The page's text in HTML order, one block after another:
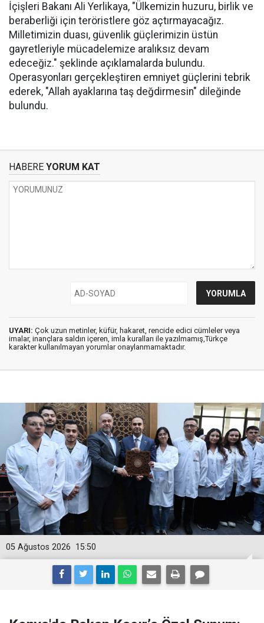
İçişleri Bakanı Ali Yerlikaya, "Ülkemizin huzuru, birlik ve
beraberliği için teröristlere göz açtırmayacağız.
Milletimizin duası, güvenlik güçlerimizin üstün
gayretleriyle mücadelemize aralıksız devam
edeceğiz." şeklinde açıklamalarda bulundu.
Operasyonları gerçekleştiren emniyet güçlerini tebrik
ederek, "Allah ayaklarına taş değdirmesin" dileğinde
bulundu.
HABERE YORUM KAT
UYARI: Çok uzun metinler, küfür, hakaret, rencide edici cümleler veya
imalar, inançlara saldırı içeren, imla kuralları ile yazılmamış,Türkçe
karakter kullanılmayan yorumlar onaylanmamaktadır.
15:50
05 Ağustos 2026